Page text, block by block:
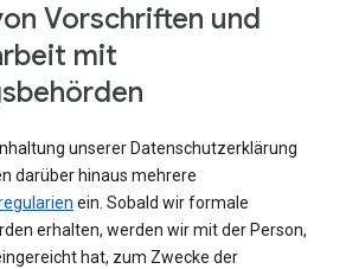
Vorschriften und
mit
unserer Datenschutzerklärung
darüber hinaus mehrere
ein. Sobald wir formale
erhalten, werden wir mit der Person,
hat, zum Zwecke der